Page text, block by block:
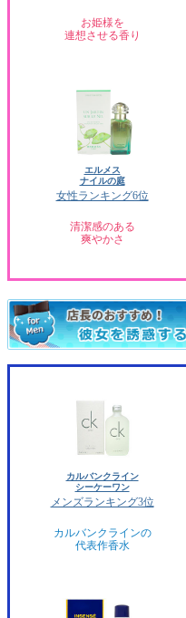
お姫様を
連想させる香り
エルメス
ナイルの庭
女性ランキング6位
清潔感のある
爽やかさ
カルバンクライン
シーケーワン
メンズランキング3位
カルバンクラインの
代表作香水